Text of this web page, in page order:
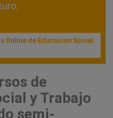
Online de Educacion Social
de
y Trabajo
semi-